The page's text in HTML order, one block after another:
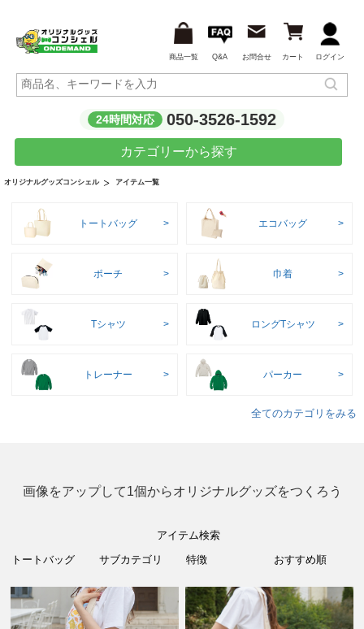
商品一覧 Q&A お問合せ カート ログイン
24時間対応 050-3526-1592
カテゴリーから探す
オリジナルグッズコンシェル アイテム一覧
トートバッグ エコバッグ
ポーチ 巾着
Tシャツ ロングTシャツ
トレーナー パーカー
全てのカテゴリをみる
画像をアップして1個からオリジナルグッズをつくろう
アイテム検索